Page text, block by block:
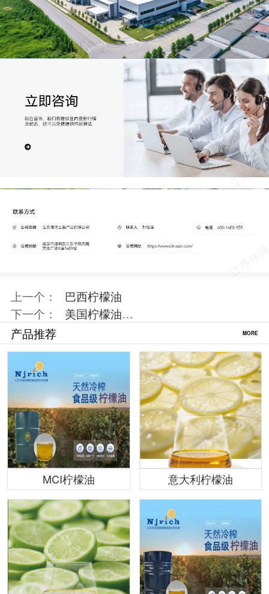
上一个：
巴西柠檬油
下一个：
美国柠檬油…
产品推荐
MORE
MCI柠檬油 意大利柠檬油